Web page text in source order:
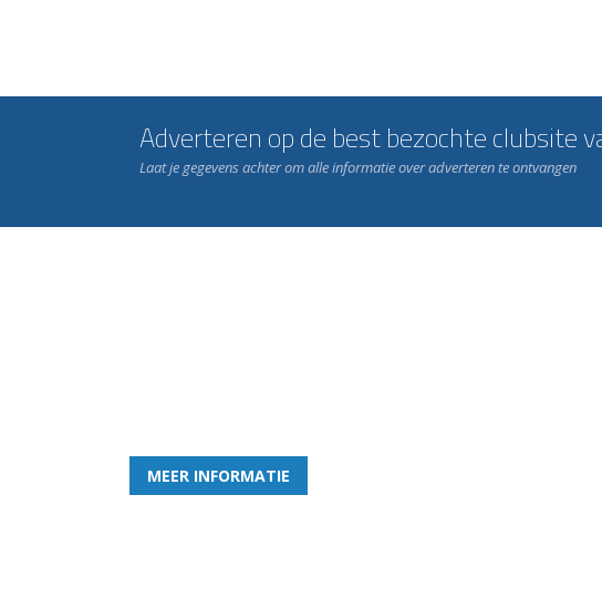
Adverteren op de best bezochte clubsite
Laat je gegevens achter om alle informatie over adverteren te ontvangen
MEER INFORMATIE